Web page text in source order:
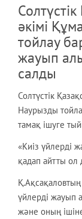
әкімі
тойлау
жауып
салды
Солтүстік
Наурызды
тамақ ішуге
«Киіз үйлерді
қадап айтты ол
Қ.Ақсақаловтың
үйлерді жауып
және оның